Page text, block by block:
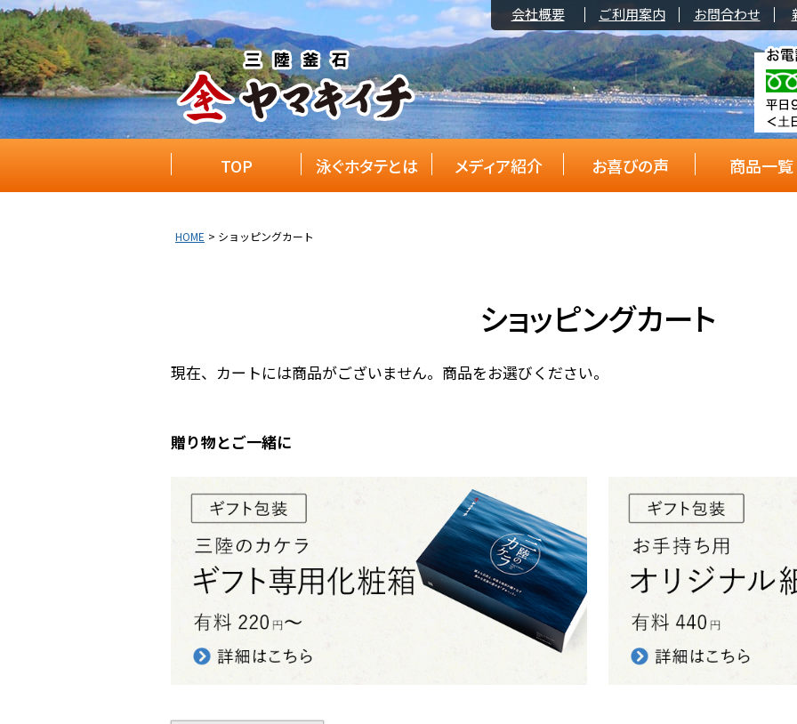
会社概要 ご利用案内 お問合わせ
TOP 泳ぐホタテとは メディア紹介 お喜びの声 商品一覧
HOME ショッピングカート
ショッピングカート
現在、カートには商品がございません。商品をお選びください。
贈り物とご一緒に